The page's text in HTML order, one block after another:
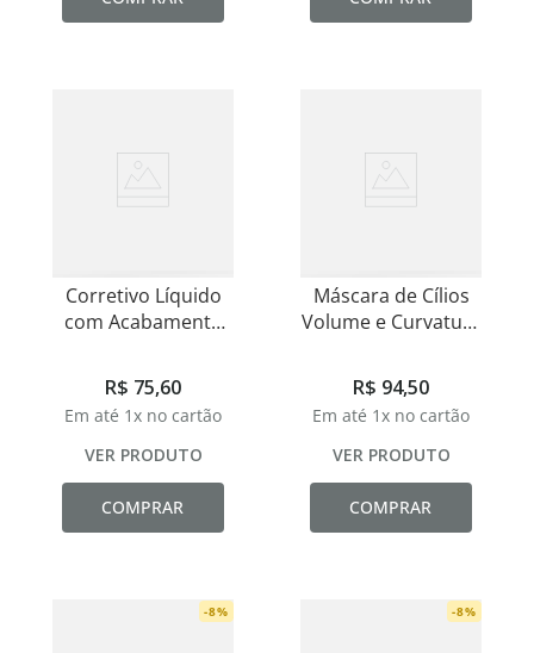
Corretivo Líquido
com Acabamento
Hipoalergênico
Eclat
R$ 75,60
Em até 1x no cartão
VER PRODUTO
COMPRAR
Máscara de Cílios
Volume e Curvatura
Eclat 8,5ml
R$ 94,50
Em até 1x no cartão
VER PRODUTO
COMPRAR
-8% -8%